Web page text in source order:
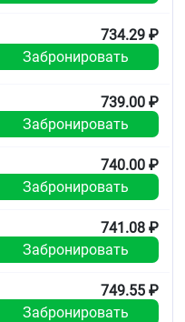
734.29 ₽
Забронировать
739.00 ₽
Забронировать
740.00 ₽
Забронировать
741.08 ₽
Забронировать
749.55 ₽
Забронировать